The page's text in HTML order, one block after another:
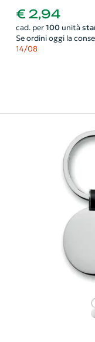
€ 2,94
cad. per 100unità
Se ordini oggi la
14/08